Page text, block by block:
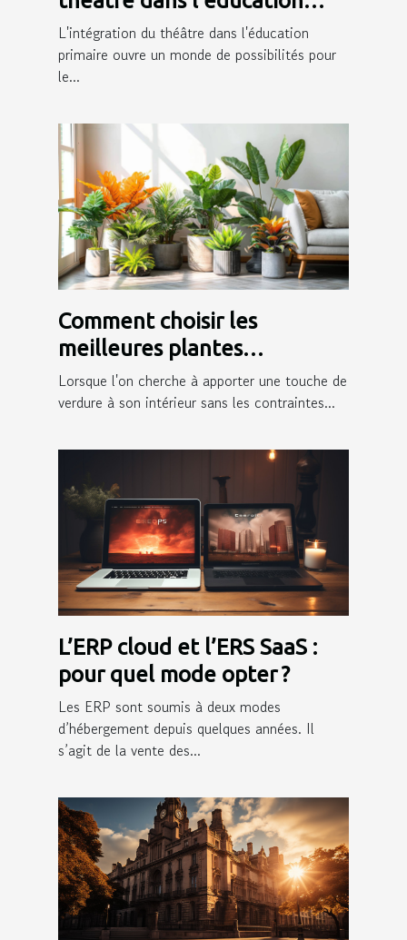
primaire et ses bénéfices
L'intégration du théâtre dans l'éducation
primaire ouvre un monde de possibilités pour
le...
Comment choisir les
meilleures plantes
artificielles pour votre
intérieur
Lorsque l'on cherche à apporter une touche de
verdure à son intérieur sans les contraintes...
L’ERP cloud et l’ERS SaaS :
pour quel mode opter ?
Les ERP sont soumis à deux modes
d’hébergement depuis quelques années. Il
s’agit de la vente des...